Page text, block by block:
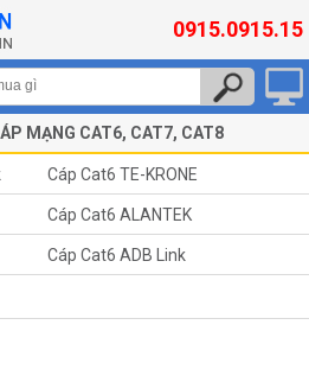
0915.0915.15
MẠNG CAT6, CAT7, CAT8
Cáp Cat6 TE-KRONE
Cáp Cat6 ALANTEK
Cáp Cat6 ADB Link